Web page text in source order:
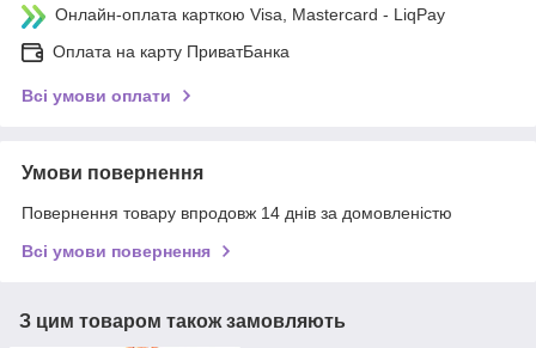
Онлайн-оплата карткою Visa, Mastercard - LiqPay
Оплата на карту ПриватБанка
Всі умови оплати
Умови повернення
Повернення товару впродовж 14 днів за домовленістю
Всі умови повернення
З цим товаром також замовляють